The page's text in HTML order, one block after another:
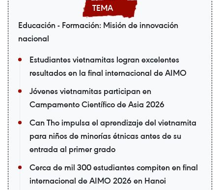
Educación - Formación: Misión de innovación
nacional
Estudiantes vietnamitas logran excelentes
resultados en la final internacional de AIMO
Jóvenes vietnamitas participan en
Campamento Científico de Asia 2026
Can Tho impulsa el aprendizaje del vietnamita
para niños de minorías étnicas antes de su
entrada al primer grado
Cerca de mil 300 estudiantes compiten en final
internacional de AIMO 2026 en Hanoi